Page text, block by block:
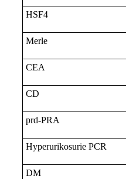
HSF4
Merle
CEA
CD
prd-PRA
Hyperurikosurie PCR
DM